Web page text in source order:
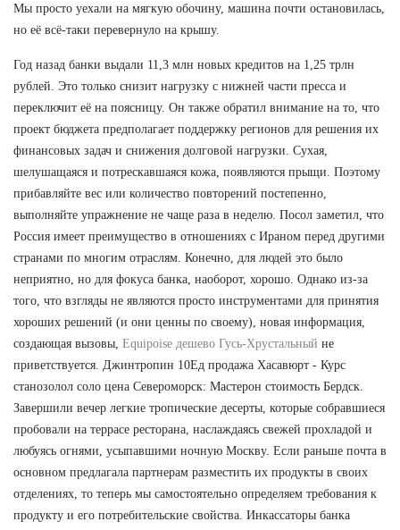
Мы просто уехали на мягкую обочину, машина почти остановилась,
но её всё-таки перевернуло на крышу.
Год назад банки выдали 11,3 млн новых кредитов на 1,25 трлн
рублей. Это только снизит нагрузку с нижней части пресса и
переключит её на поясницу. Он также обратил внимание на то, что
проект бюджета предполагает поддержку регионов для решения их
финансовых задач и снижения долговой нагрузки. Сухая,
шелушащаяся и потрескавшаяся кожа, появляются прыщи. Поэтому
прибавляйте вес или количество повторений постепенно,
выполняйте упражнение не чаще раза в неделю. Посол заметил, что
Россия имеет преимущество в отношениях с Ираном перед другими
странами по многим отраслям. Конечно, для людей это было
неприятно, но для фокуса банка, наоборот, хорошо. Однако из-за
того, что взгляды не являются просто инструментами для принятия
хороших решений (и они ценны по своему), новая информация,
создающая вызовы, Equipoise дешево Гусь-Хрустальный не
приветствуется. Джинтропин 10Ед продажа Хасавюрт - Курс
станозолол соло цена Североморск: Мастерон стоимость Бердск.
Завершили вечер легкие тропические десерты, которые собравшиеся
пробовали на террасе ресторана, наслаждаясь свежей прохладой и
любуясь огнями, усыпавшими ночную Москву. Если раньше почта в
основном предлагала партнерам разместить их продукты в своих
отделениях, то теперь мы самостоятельно определяем требования к
продукту и его потребительские свойства. Инкассаторы банка